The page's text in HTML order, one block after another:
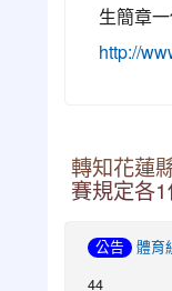
生簡章
http://
轉知花蓮
賽規定各1
公告 體育
44